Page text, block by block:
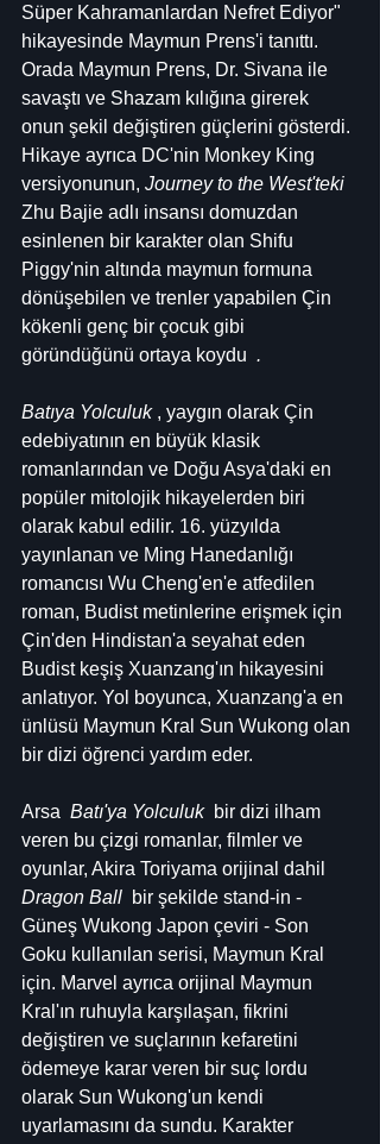
Süper Kahramanlardan Nefret Ediyor"
hikayesinde Maymun Prens'i tanıttı.
Orada Maymun Prens, Dr. Sivana ile
savaştı ve Shazam kılığına girerek
onun şekil değiştiren güçlerini gösterdi.
Hikaye ayrıca DC'nin Monkey King
versiyonunun, Journey to the West'teki
Zhu Bajie adlı insansı domuzdan
esinlenen bir karakter olan Shifu
Piggy'nin altında maymun formuna
dönüşebilen ve trenler yapabilen Çin
kökenli genç bir çocuk gibi
göründüğünü ortaya koydu .
Batıya Yolculuk , yaygın olarak Çin
edebiyatının en büyük klasik
romanlarından ve Doğu Asya'daki en
popüler mitolojik hikayelerden biri
olarak kabul edilir. 16. yüzyılda
yayınlanan ve Ming Hanedanlığı
romancısı Wu Cheng'en'e atfedilen
roman, Budist metinlerine erişmek için
Çin'den Hindistan'a seyahat eden
Budist keşiş Xuanzang'ın hikayesini
anlatıyor. Yol boyunca, Xuanzang'a en
ünlüsü Maymun Kral Sun Wukong olan
bir dizi öğrenci yardım eder.
Arsa Batı'ya Yolculuk
  bir dizi ilham
veren bu çizgi romanlar, filmler ve
oyunlar, Akira Toriyama orijinal dahil
Dragon Ball bir şekilde stand-in -
Güneş Wukong Japon çeviri - Son
Goku kullanılan serisi, Maymun Kral
için. Marvel ayrıca orijinal Maymun
Kral'ın ruhuyla karşılaşan, fikrini
değiştiren ve suçlarının kefaretini
ödemeye karar veren bir suç lordu
olarak Sun Wukong'un kendi
uyarlamasını da sundu. Karakter